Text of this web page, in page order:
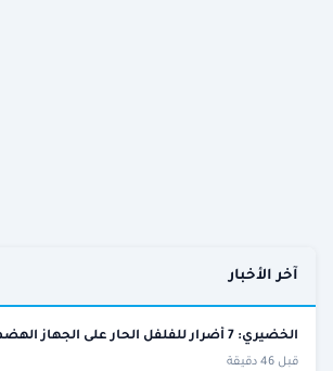
آخر الأخبار
الخضيري: 7 أضرار للفلفل الحار على الجهاز الهضمي والقولون…
قبل 46 دقيقة